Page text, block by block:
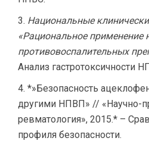
Национальные
«Рациональное применение
противовоспалительных
Анализ гастротоксичности
*»Безопасность
другими НПВП» // «Научно-
ревматология», 2015.* –
профиля безопасности.